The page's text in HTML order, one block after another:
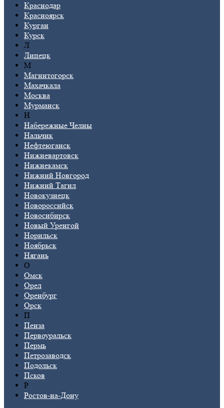
Краснодар
Красноярск
Курган
Курск
Л
Липецк
М
Магнитогорск
Махачкала
Москва
Мурманск
Н
Набережные Челны
Нальчик
Нефтеюганск
Нижневартовск
Нижнекамск
Нижний Новгород
Нижний Тагил
Новокузнецк
Новороссийск
Новосибирск
Новый Уренгой
Норильск
Ноябрьск
Нягань
О
Омск
Орел
Оренбург
Орск
П
Пенза
Первоуральск
Пермь
Петрозаводск
Подольск
Псков
Р
Ростов-на-Дону